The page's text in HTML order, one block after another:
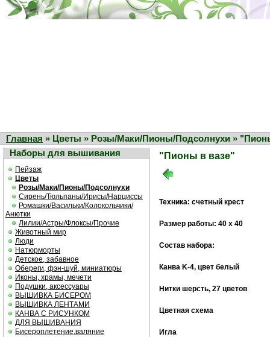
Главная » Цветы » Розы/Маки/Пионы/Подсолнухи »
Наборы для вышивания
Пейзаж
Цветы
Розы/Маки/Пионы/Подсолнухи
Сирень/Тюльпаны/Ирисы/Нарциссы
Ромашки/Васильки/Колокольчики/
Анютки
Лилии/Астры/Флоксы/Прочие
Животный мир
Люди
Натюрморты
Детское, забавное
Обереги, фэн-шуй, миниатюры
Иконы, храмы, мечети
Подушки, аксессуары
ВЫШИВКА БИСЕРОМ
ВЫШИВКА ЛЕНТАМИ
КАНВА С РИСУНКОМ
ДЛЯ ВЫШИВАНИЯ
Бисероплетение,валяние
"Пионы в вазе"
Техника: счетный крест
Размер работы: 40 х 40
Состав набора:
Канва K-4, цвет белый
Нитки шерсть, 27 цветов
Цветная cхема
Игла